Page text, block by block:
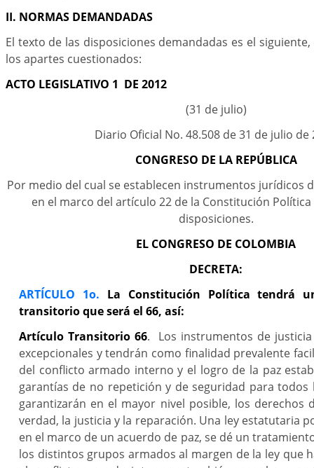
II. NORMAS DEMANDADAS
El texto de las disposiciones demandadas es el
los apartes cuestionados:
ACTO LEGISLATIVO 1 DE 2012
(31 de julio)
Diario Oficial No. 48.508 de 31 de julio de
CONGRESO DE LA REPÚBLICA
Por medio del cual se establecen instrumentos jurídicos
en el marco del artículo 22 de la Constitución
disposiciones.
EL CONGRESO DE COLOMBIA
DECRETA:
ARTÍCULO 1o. La Constitución Política tendrá
transitorio que será el 66, así:
Artículo Transitorio 66. Los instrumentos de
excepcionales y tendrán como finalidad prevalente
del conflicto armado interno y el logro de la paz
garantías de no repetición y de seguridad para todos
garantizarán en el mayor nivel posible, los derechos
verdad, la justicia y la reparación. Una ley estatutaria
en el marco de un acuerdo de paz, se dé un
los distintos grupos armados al margen de la ley que